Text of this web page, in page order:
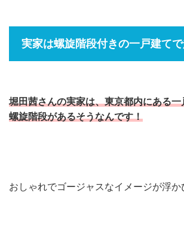
実家は螺旋階段付きの一戸建て
堀田茜さんの実家は、東京都内にある
螺旋階段があるそうなんです！
おしゃれでゴージャスなイメージが浮か